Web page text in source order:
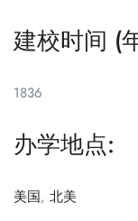
建校时间 (
1836
办学地点:
美国, 北美